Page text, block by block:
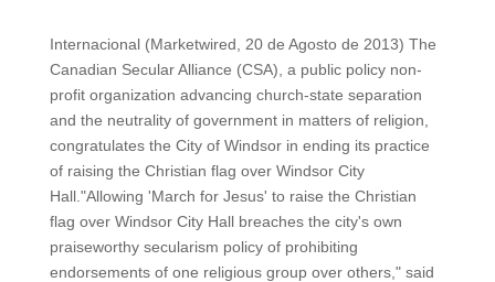
Internacional (Marketwired, 20 de Agosto de 2013) The
Canadian Secular Alliance (CSA), a public policy non-
profit organization advancing church-state separation
and the neutrality of government in matters of religion,
congratulates the City of Windsor in ending its practice
of raising the Christian flag over Windsor City
Hall."Allowing 'March for Jesus' to raise the Christian
flag over Windsor City Hall breaches the city's own
praiseworthy secularism policy of prohibiting
endorsements of one religious group over others," said